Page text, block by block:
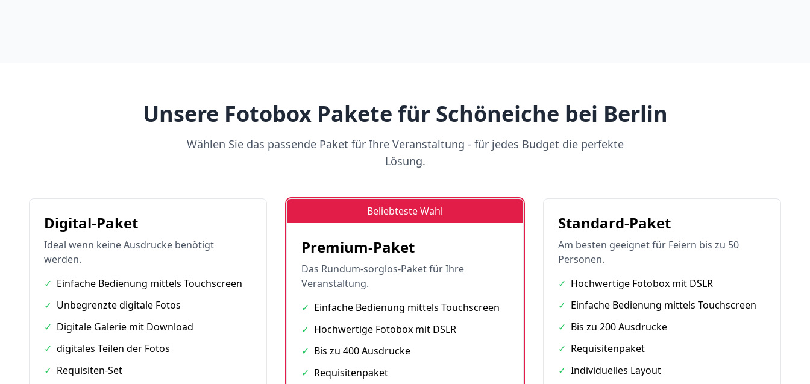
Unsere Fotobox Pakete für Schöneiche bei Berlin
Wählen Sie das passende Paket für Ihre Veranstaltung - für jedes Budget die perfekte
Lösung.
Digital-Paket
Ideal wenn keine Ausdrucke benötigt
werden.
✓ Einfache Bedienung mittels Touchscreen
✓ Unbegrenzte digitale Fotos
✓ Digitale Galerie mit Download
✓ digitales Teilen der Fotos
✓ Requisiten-Set
Beliebteste Wahl
Premium-Paket
Das Rundum-sorglos-Paket für Ihre
Veranstaltung.
✓ Einfache Bedienung mittels Touchscreen
✓ Hochwertige Fotobox mit DSLR
✓ Bis zu 400 Ausdrucke
✓ Requisitenpaket
Standard-Paket
Am besten geeignet für Feiern bis zu 50
Personen.
✓ Hochwertige Fotobox mit DSLR
✓ Einfache Bedienung mittels Touchscreen
✓ Bis zu 200 Ausdrucke
✓ Requisitenpaket
✓ Individuelles Layout